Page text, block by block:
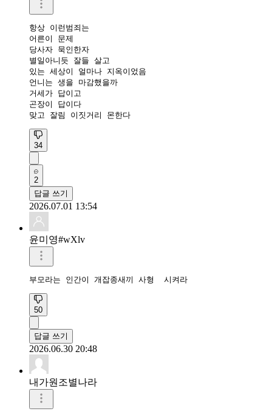
항상 이런범죄는
어른이 문제
당사자 묵인한자
별일아니듯 잘들 살고
있는 세상이 얼마나 지옥이었음
언니는 생을 마감했을까
거세가 답이고
곤장이 답이다
맞고 잘림 이짓거리 몬한다
34
2
답글 쓰기
2026.07.01 13:54
윤미영#wXlv
50
답글 쓰기
2026.06.30 20:48
내가원조별나라